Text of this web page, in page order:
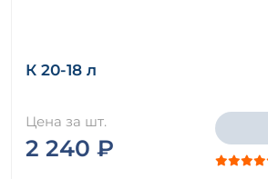
К 20-18 л
Цена за шт.
2 240 ₽